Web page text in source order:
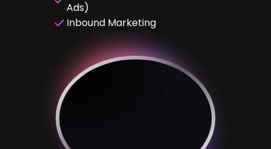
Ads)
Inbound Marketing